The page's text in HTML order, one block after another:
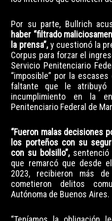
Por su parte, Bullrich
haber “filtrado
la prensa”,y cuestionó la
Corpus para forzar el
Servicio Penitenciario
“imposible” por la
faltante que le
incumplimiento en la
Penitenciario Federal de
“Fueron malas decisiones
los porteños con su
con su bolsillo”,sentenció
que remarcó que desde
2023, recibieron más
cometieron delitos
Autónoma de Buenos Aires.